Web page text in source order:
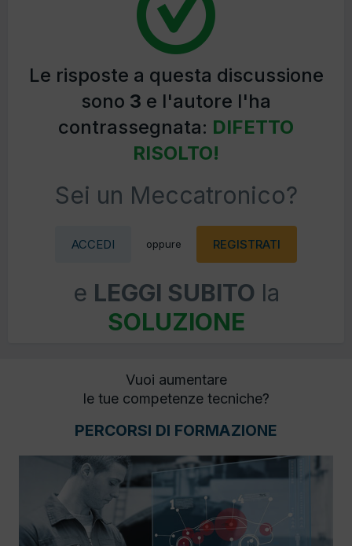
Le risposte a questa discussione
sono 3 e l'autore l'ha
contrassegnata: DIFETTO
RISOLTO!
Sei un Meccatronico?
ACCEDI oppure REGISTRATI
e LEGGI SUBITO la
SOLUZIONE
Vuoi aumentare
le tue competenze tecniche?
PERCORSI DI FORMAZIONE